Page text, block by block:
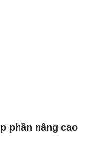
phần nâng cao